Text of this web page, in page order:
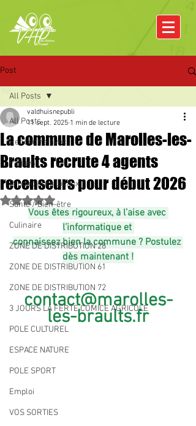
Post
All Posts
Rencontre avec
Pâques
Producteurs locaux
Santé / Bien-être
Culinaire
ZONE DE DISTRIBUTION 28
ZONE DE DISTRIBUTION 61
ZONE DE DISTRIBUTION 72
3 JOURS LA FERTE COMICE AGRICOLE
POLE CULTUREL
ESPACE NATURE
POLE SPORT
Emploi
VOS SORTIES
All Posts
La commune de Marolles-les-
Braults recrute 4 agents
recenseurs pour début 2026
valdhuisnepubli
11 sept. 2025 1 min de lecture
Noté NaN étoiles sur 5.
Vous êtes rigoureux, à l’aise avec
l’informatique et
connaissez bien la commune ? Postulez
dès maintenant !
contact@marolles-
les-braults.fr